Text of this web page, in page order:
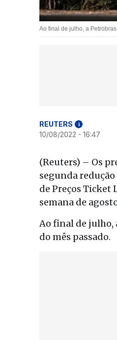
Ao final de julho, a
REUTERS i
10/08/2022 - 16:47
(Reuters) – Os
segunda
de Preços
semana de
Ao final de julho,
do mês passado.